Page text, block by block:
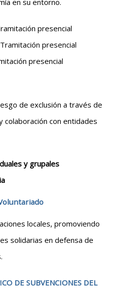
presencial
presencial
presencial
de exclusión a través de
colaboración con entidades
y grupales
locales, promoviendo
solidarias en defensa de
DE SUBVENCIONES DEL